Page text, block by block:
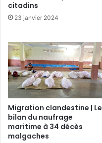
citadins
23 janvier 2024
Migration clandestine | Le
bilan du naufrage
maritime à 34 décès
malgaches